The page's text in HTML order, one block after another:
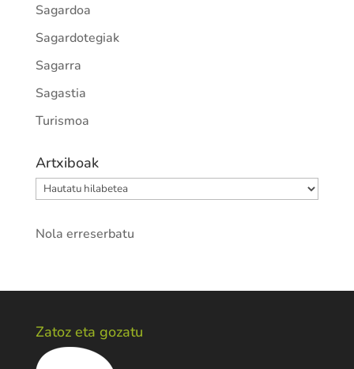
Sagardoa
Sagardotegiak
Sagarra
Sagastia
Turismoa
Artxiboak
Artxiboak
Nola erreserbatu
Zatoz eta gozatu